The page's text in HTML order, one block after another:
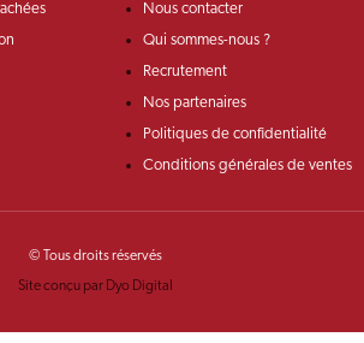
Nous contacter
Qui sommes-nous ?
Recrutement
Nos partenaires
Politiques de confidentialité
Conditions générales de ventes
© Tous droits réservés
Site conçu par Dyo Digital